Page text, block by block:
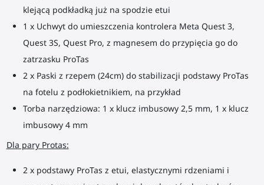
klejącą podkładką już na spodzie etui
1 x Uchwyt do umieszczenia kontrolera Meta Quest 3,
Quest 3S, Quest Pro, z magnesem do przypięcia go do
zatrzasku ProTas
2 x Paski z rzepem (24cm) do stabilizacji podstawy ProTas
na fotelu z podłokietnikiem, na przykład
Torba narzędziowa: 1 x klucz imbusowy 2,5 mm, 1 x klucz
imbusowy 4 mm
Dla pary Protas:
2 x podstawy ProTas z etui, elastycznymi rdzeniami i